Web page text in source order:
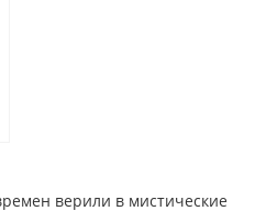
верили в мистические